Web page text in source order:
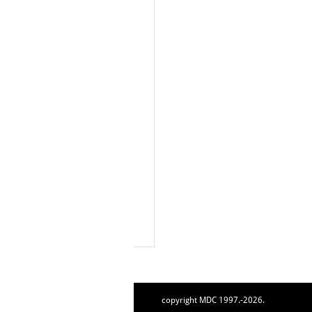
copyright MDC 1997.-2026.